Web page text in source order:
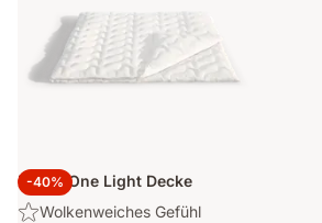
-40%
Emma One Light Decke
Wolkenweiches
Wolkenweiches Gefühl